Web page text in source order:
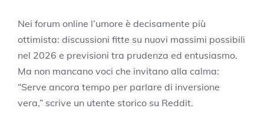
Nei forum online l’umore è decisamente più
ottimista: discussioni fitte su nuovi massimi possibili
nel 2026 e previsioni tra prudenza ed entusiasmo.
Ma non mancano voci che invitano alla calma:
“Serve ancora tempo per parlare di inversione
vera,” scrive un utente storico su Reddit.